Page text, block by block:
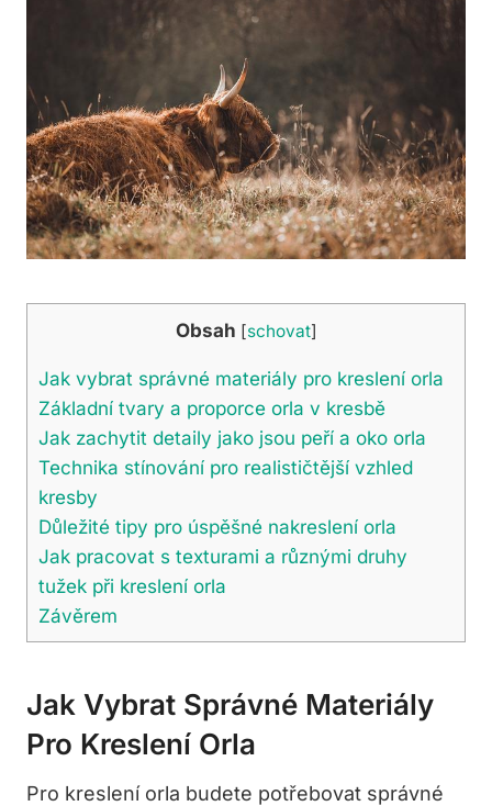
Obsah [schovat]
Jak vybrat správné materiály pro kreslení orla
Základní tvary a proporce orla v kresbě
Jak zachytit detaily jako jsou peří a oko orla
Technika stínování pro realističtější vzhled
kresby
Důležité tipy pro úspěšné nakreslení orla
Jak pracovat s texturami a různými druhy
tužek při kreslení orla
Závěrem
Jak Vybrat Správné Materiály
Pro Kreslení Orla
Pro kreslení orla budete potřebovat správné